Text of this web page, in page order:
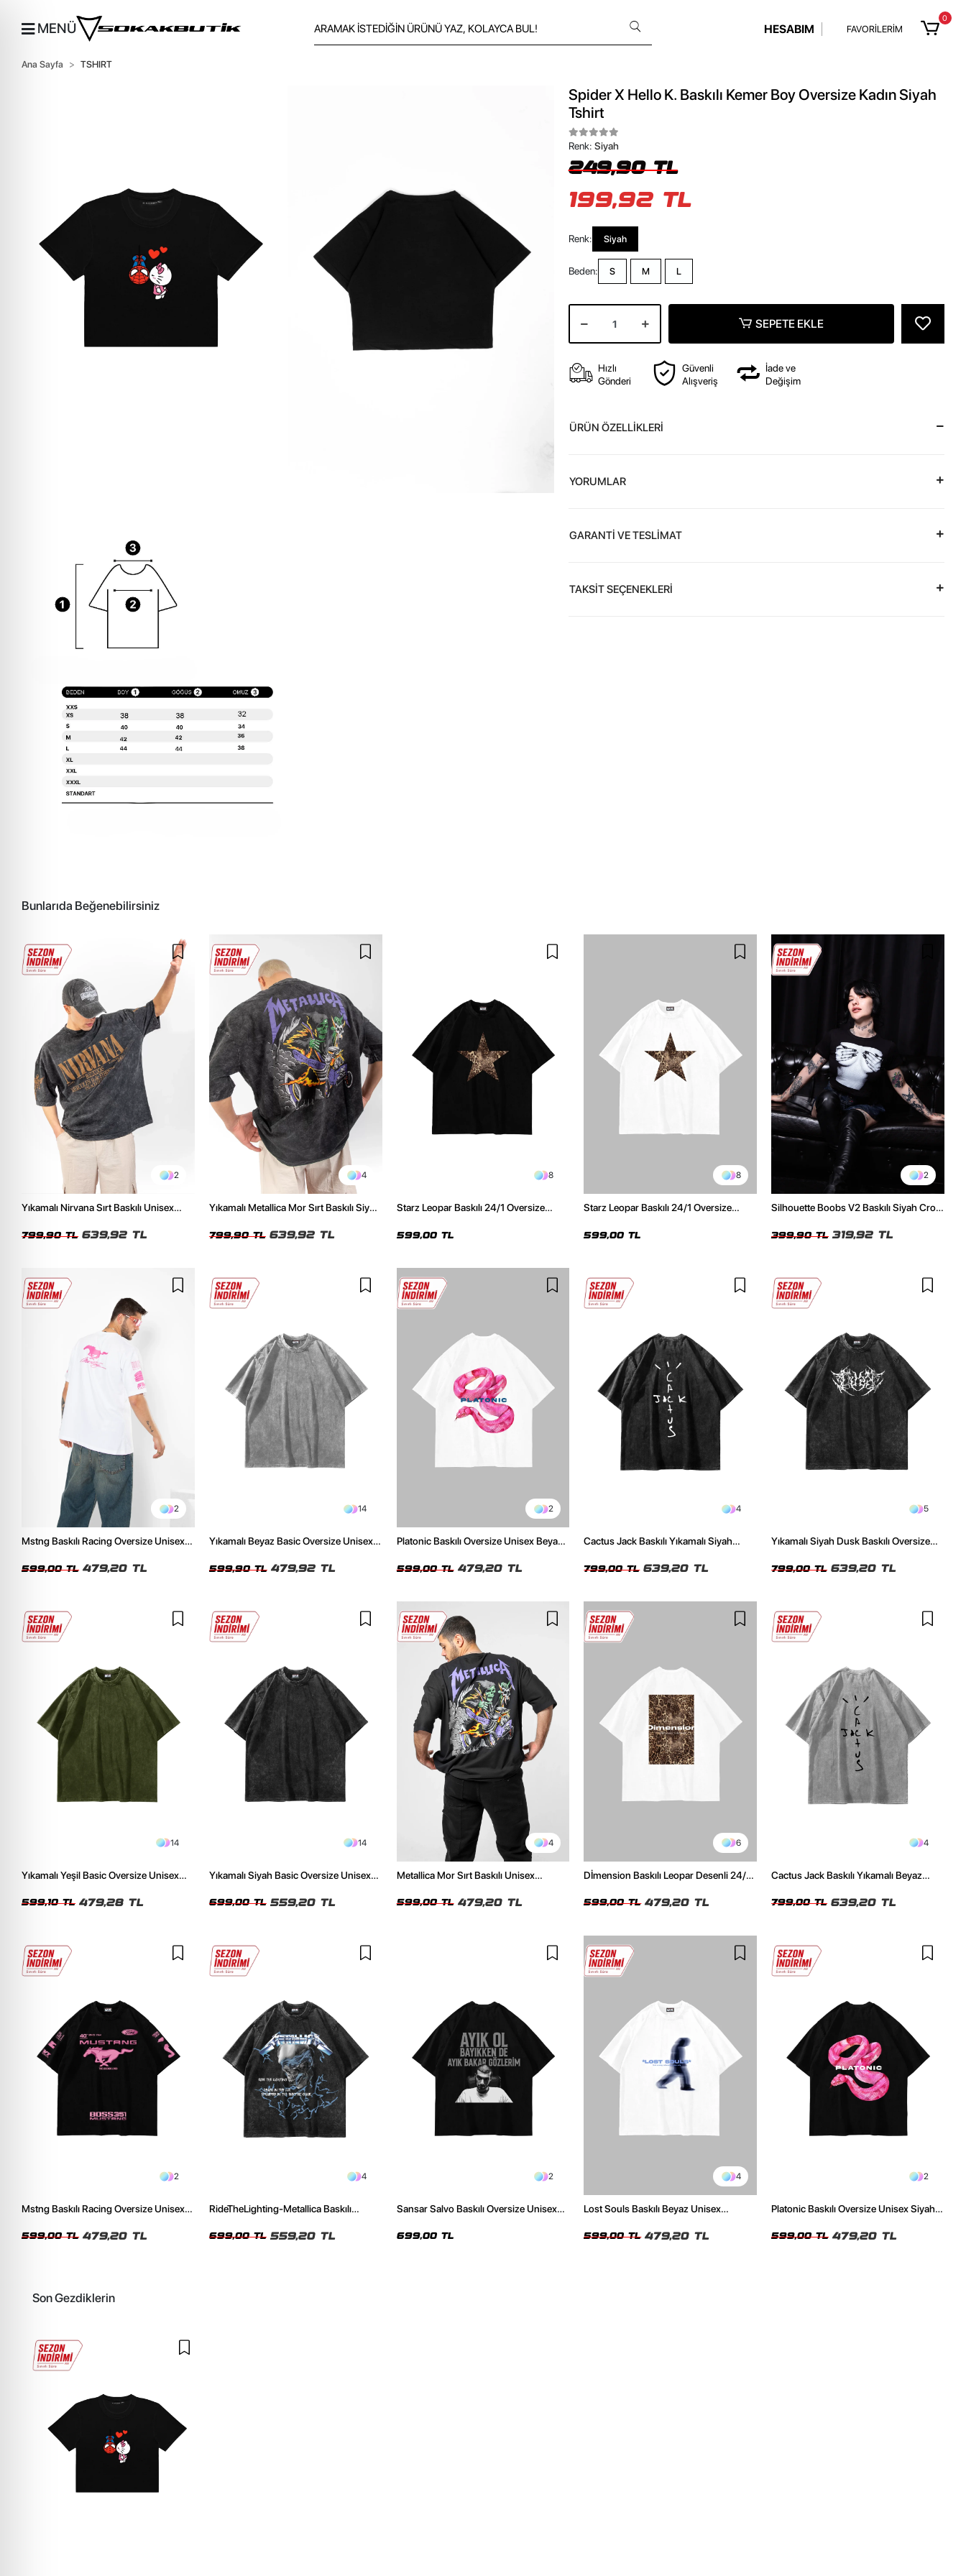
MENÜ HESABIM FAVORİLERİM
0
Ana Sayfa TSHIRT
Spider X Hello K. Baskılı Kemer Boy Oversize Kadın Siyah
Tshirt
Renk: Siyah
249,90 TL
199,92 TL
Renk: Siyah
Beden: S M L
SEPETE EKLE
Hızlı
Gönderi
Güvenli
Alışveriş
İade ve
Değişim
ÜRÜN ÖZELLİKLERİ
YORUMLAR
GARANTİ VE TESLİMAT
TAKSİT SEÇENEKLERİ
Bunlarıda Beğenebilirsiniz
2
Yıkamalı Nirvana Sırt Baskılı Unisex
799,90 TL 639,92 TL
4
Yıkamalı Metallica Mor Sırt Baskılı Siyah
799,90 TL 639,92 TL
8
Starz Leopar Baskılı 24/1 Oversize
599,00 TL
8
Starz Leopar Baskılı 24/1 Oversize
599,00 TL
2
Silhouette Boobs V2 Baskılı Siyah Crop
399,90 TL 319,92 TL
2
Mstng Baskılı Racing Oversize Unisex
599,00 TL 479,20 TL
14
Yıkamalı Beyaz Basic Oversize Unisex
599,90 TL 479,92 TL
2
Platonic Baskılı Oversize Unisex Beyaz
599,00 TL 479,20 TL
4
Cactus Jack Baskılı Yıkamalı Siyah
799,00 TL 639,20 TL
5
Yıkamalı Siyah Dusk Baskılı Oversize
799,00 TL 639,20 TL
14
Yıkamalı Yeşil Basic Oversize Unisex
599,10 TL 479,28 TL
14
Yıkamalı Siyah Basic Oversize Unisex
699,00 TL 559,20 TL
4
Metallica Mor Sırt Baskılı Unisex
599,00 TL 479,20 TL
6
Dİmension Baskılı Leopar Desenli 24/1
599,00 TL 479,20 TL
4
Cactus Jack Baskılı Yıkamalı Beyaz
799,00 TL 639,20 TL
2
Mstng Baskılı Racing Oversize Unisex
599,00 TL 479,20 TL
4
RideTheLighting-Metallica Baskılı
699,00 TL 559,20 TL
2
Sansar Salvo Baskılı Oversize Unisex
699,00 TL
4
Lost Souls Baskılı Beyaz Unisex
599,00 TL 479,20 TL
2
Platonic Baskılı Oversize Unisex Siyah
599,00 TL 479,20 TL
Son Gezdiklerin